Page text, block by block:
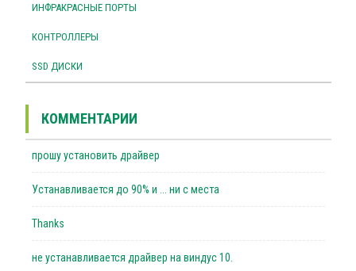
ИНФРАКРАСНЫЕ ПОРТЫ
КОНТРОЛЛЕРЫ
SSD ДИСКИ
КОММЕНТАРИИ
прошу установить драйвер
Устанавливается до 90% и ... ни с места
Thanks
не устанавливается драйвер на виндус 10.